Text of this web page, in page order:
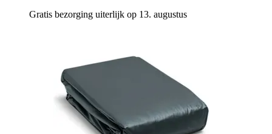
Gratis bezorging uiterlijk op 13. augustus